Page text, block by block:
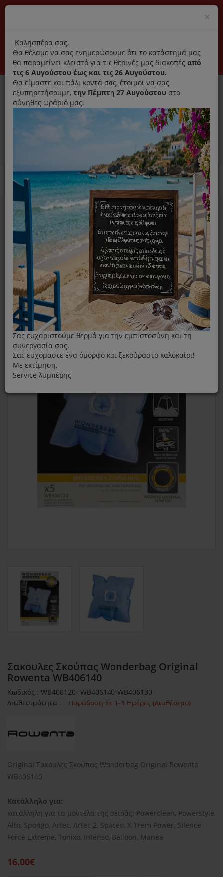
Αποκλειστικά γνήσια ανταλλακτικά
Σύνδεση Εγγραφή Εταιρεία Επικοινωνία
0
Ανταλλακτικά ηλεκτρικών συσκευών MENU
Home
Σκούπα
Σακουλες Σκούπας Wonderbag Original Rowenta
WB406140
Σακουλες Σκούπας Wonderbag Original
Rowenta WB406140
Κωδικός : WB406120- WB406140-WB406130
Διαθεσιμότητα :
Παράδοση Σε 1-3 Ημέρες (Διαθέσιμο)
Original Σακουλες Σκούπας Wonderbag Original Rowenta
WB406140
Κατάλληλο για:
κατάλληλη για τα μοντέλα της σειράς: Powerclean, Powerstyle,
Alto, Spongo, Artec, Artec 2, Spaceo, X-Trem Power, Silence
Force Extreme, Tonixo, Intenso, Balloon, Manea
16.00€
×
title
Καλησπέρα σας,
Θα θέλαμε να σας ενημερώσουμε ότι το κατάστημά μας
θα παραμείνει κλειστό για τις θερινές μας διακοπές από
τις 6 Αυγούστου έως και τις 26 Αυγούστου.
Θα είμαστε και πάλι κοντά σας, έτοιμοι να σας
εξυπηρετήσουμε, την Πέμπτη 27 Αυγούστου στο
σύνηθες ωράριό μας.
Σας ευχαριστούμε θερμά για την εμπιστοσύνη και τη
συνεργασία σας.
Σας ευχόμαστε ένα όμορφο και ξεκούραστο καλοκαίρι!
Με εκτίμηση,
Service λυμπέρης